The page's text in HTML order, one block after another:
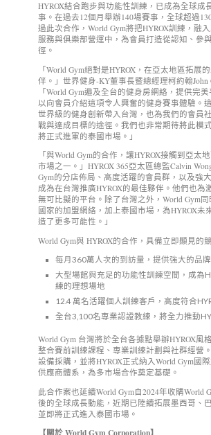
HYROX結合跑步與功能性訓練，已成為全球成
事。在過去12個月舉辦140場賽事，全球超過
過此次合作，World Gym將把HYROX訓練，融
服務與俱樂部營運中，為會員打造從認知、參
徑。
「World Gym絕對是HYROX，在亞太地區拓展
伴。」世界健身-KY董事長暨總經理柯約翰John
「World Gym遍及全台的健身房網絡，提供完
以向會員介紹這項令人興奮的健身賽事體驗。
世界級的健身創新帶入台灣，也為我們的會員
戰與達成目標的途徑。我們也非常期待將此模
將正式進軍的泰國市場。」
「與World Gym的合作，讓HYROX接觸到亞太
市場之一。」HYROX 365亞太區總監Calvin
Gym的分店佈局、高度活躍的會員群，以及強
成為在台灣推廣HYROX的最佳夥伴。他們也為
無可比擬的平台。除了台灣之外，World Gym
國家的加盟網絡，加上泰國市場，為HYROX未
造了更多可能性。」
World Gym與 HYROX的合作，具備立即顯見的
每月360萬人次的到訪量，提供強大的品
大型場館與充足的功能性訓練空間，成為
練的理想場地
12.4 萬名活躍個人訓練客戶，高度符合
全台3,100名專業認證教練，將全力推動
World Gym 台灣將於全台各據點舉辦HYROX風
整合賽前訓練課程、專業訓練計劃與社群經營
設備採購，並將HYROX正式納入World Gym國
供應商體系，為多市場合作奠定基礎。
此合作案也延續World Gym自2024年收購World
後的全球成長動能，近期已陸續拓展墨西哥、
並即將正式進入泰國市場。